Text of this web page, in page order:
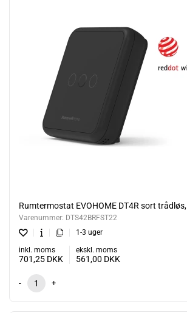
Rumtermostat EVOHOME DT4R sort trådløs,
Varenummer: DTS42BRFST22
1-3 uger
inkl. moms
701,25 DKK
ekskl. moms
561,00 DKK
- +